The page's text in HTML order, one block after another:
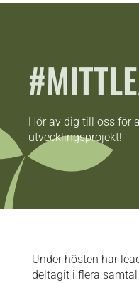
Hör av dig till oss för
utvecklingsprojekt!
Under hösten har
deltagit i flera